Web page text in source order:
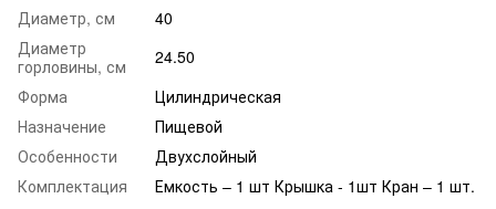
Диаметр, см
40
Диаметр
горловины, см
24.50
Форма
Цилиндрическая
Назначение
Пищевой
Особенности
Двухслойный
Комплектация
Емкость – 1 шт Крышка - 1шт Кран – 1 шт.